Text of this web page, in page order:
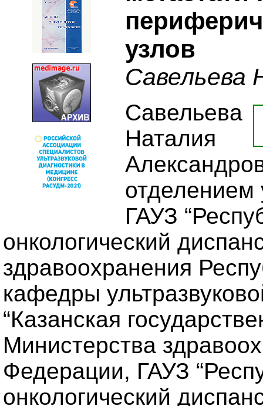
узлов
Савельева
Савельева
Наталия
отделением
ГАУЗ
онкологический
здравоохранения
кафедры
“Казанская
Министерства
Федерации, ГАУЗ
онкологический